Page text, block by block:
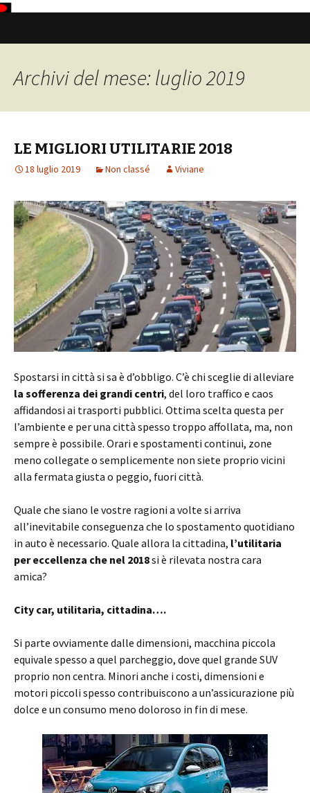
Archivi del mese: luglio 2019
LE MIGLIORI UTILITARIE 2018
18 luglio 2019 Non classé Viviane
Spostarsi in città si sa è d’obbligo. C’è chi sceglie di alleviare
la sofferenza dei grandi centri, del loro traffico e caos
affidandosi ai trasporti pubblici. Ottima scelta questa per
l’ambiente e per una città spesso troppo affollata, ma, non
sempre è possibile. Orari e spostamenti continui, zone
meno collegate o semplicemente non siete proprio vicini
alla fermata giusta o peggio, fuori città.
Quale che siano le vostre ragioni a volte si arriva
all’inevitabile conseguenza che lo spostamento quotidiano
in auto è necessario. Quale allora la cittadina, l’utilitaria
per eccellenza che nel 2018si è rilevata nostra cara
amica?
City car, utilitaria, cittadina….
Si parte ovviamente dalle dimensioni, macchina piccola
equivale spesso a quel parcheggio, dove quel grande SUV
proprio non centra. Minori anche i costi, dimensioni e
motori piccoli spesso contribuiscono a un’assicurazione più
dolce e un consumo meno doloroso in fin di mese.